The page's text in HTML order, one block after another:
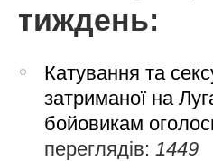
тиждень:
Катування та
затриманої на
бойовикам
переглядів: 1449